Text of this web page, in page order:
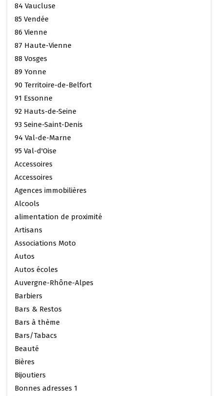
84 Vaucluse
85 Vendée
86 Vienne
87 Haute-Vienne
88 Vosges
89 Yonne
90 Territoire-de-Belfort
91 Essonne
92 Hauts-de-Seine
93 Seine-Saint-Denis
94 Val-de-Marne
95 Val-d'Oise
Accessoires
Accessoires
Agences immobilières
Alcools
alimentation de proximité
Artisans
Associations Moto
Autos
Autos écoles
Auvergne-Rhône-Alpes
Barbiers
Bars & Restos
Bars à thème
Bars/Tabacs
Beauté
Bières
Bijoutiers
Bonnes adresses 1